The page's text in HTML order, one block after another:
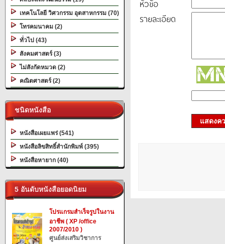
เทคโนโลยี วิศวกรรม อุตสาหกรรม (70)
โทรคมนาคม (2)
ทั่วไป (43)
สังคมศาสตร์ (3)
ไม่สังกัดหมวด (2)
คณิตศาสตร์ (2)
ชนิดหนังสือ
หนังสือเผยแพร่ (541)
หนังสือลิขสิทธิ์สำนักพิมพ์ (395)
หนังสือหายาก (40)
5 อันดับหนังสือยอดนิยม
โปรแกรมสำเร็จรูปในงาน
อาชีพ ( XP /office
2007/2010 )
ศูนย์ส่งเสริมวิชาการ
หัวข้อ
รายละเอียด
แสดงค